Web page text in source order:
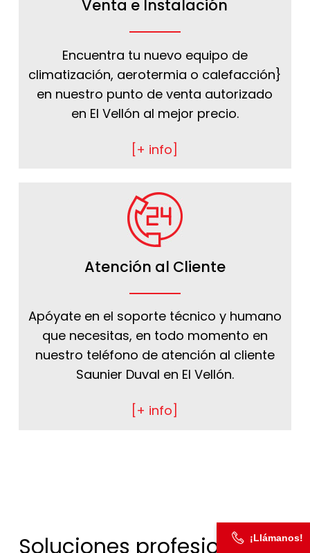
Venta e Instalación
Encuentra tu nuevo equipo de
climatización, aerotermia o calefacción}
en nuestro punto de venta autorizado
en El Vellón al mejor precio.
[+ info]
Atención al Cliente
Apóyate en el soporte técnico y humano
que necesitas, en todo momento en
nuestro teléfono de atención al cliente
Saunier Duval en El Vellón.
[+ info]
Soluciones profesionales¡Llámanos!